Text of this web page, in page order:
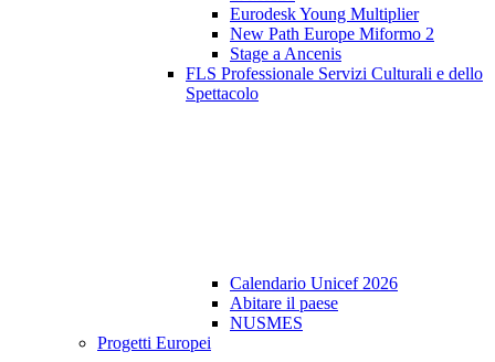
Eurodesk Young Multiplier
New Path Europe Miformo 2
Stage a Ancenis
FLS Professionale Servizi Culturali e dello
Spettacolo
Calendario Unicef 2026
Abitare il paese
NUSMES
Progetti Europei